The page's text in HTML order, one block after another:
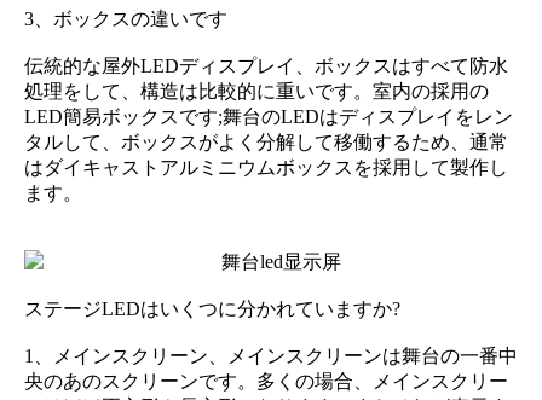
3、ボックスの違いです
伝統的な屋外LEDディスプレイ、ボックスはすべて防水
処理をして、構造は比較的に重いです。室内の採用の
LED簡易ボックスです;舞台のLEDはディスプレイをレン
タルして、ボックスがよく分解して移働するため、通常
はダイキャストアルミニウムボックスを採用して製作し
ます。
ステージLEDはいくつに分かれていますか?
1、メインスクリーン、メインスクリーンは舞台の一番中
央のあのスクリーンです。多くの場合、メインスクリー